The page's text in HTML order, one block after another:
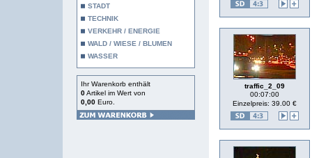
STADT
TECHNIK
VERKEHR / ENERGIE
WALD / WIESE / BLUMEN
WASSER
Ihr Warenkorb enthält
0Artikel im Wert von
0,00 Euro.
traffic_2_09
00:07:00
Einzelpreis: 39.00 €